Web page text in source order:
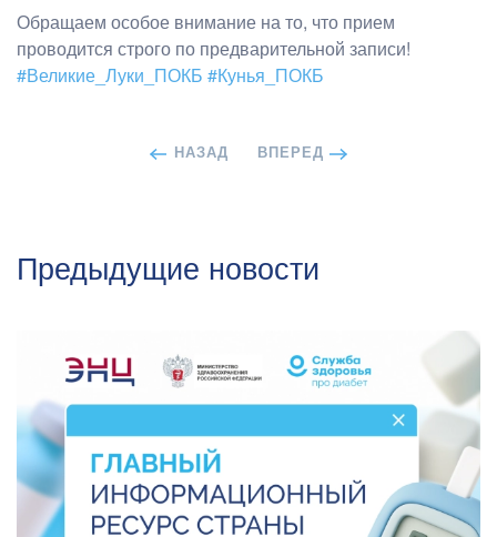
Обращаем особое внимание на то, что прием
проводится строго по предварительной записи!
#Великие_Луки_ПОКБ #Кунья_ПОКБ
НАЗАД ВПЕРЕД
Предыдущие новости